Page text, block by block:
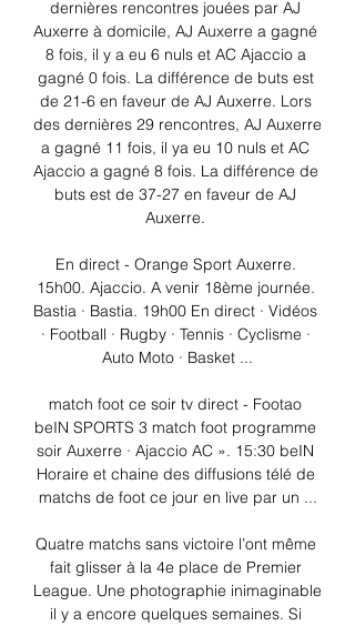
dernières rencontres jouées par AJ
Auxerre à domicile, AJ Auxerre a gagné
8 fois, il y a eu 6 nuls et AC Ajaccio a
gagné 0 fois. La différence de buts est
de 21-6 en faveur de AJ Auxerre. Lors
des dernières 29 rencontres, AJ Auxerre
a gagné 11 fois, il ya eu 10 nuls et AC
Ajaccio a gagné 8 fois. La différence de
buts est de 37-27 en faveur de AJ
Auxerre.
En direct - Orange Sport Auxerre.
15h00. Ajaccio. A venir 18ème journée.
Bastia · Bastia. 19h00 En direct · Vidéos
· Football · Rugby · Tennis · Cyclisme ·
Auto Moto · Basket ...
match foot ce soir tv direct - Footao
beIN SPORTS 3 match foot programme
soir Auxerre · Ajaccio AC ». 15:30 beIN
Horaire et chaine des diffusions télé de
matchs de foot ce jour en live par un ...
Quatre matchs sans victoire l’ont même
fait glisser à la 4e place de Premier
League. Une photographie inimaginable
il y a encore quelques semaines. Si